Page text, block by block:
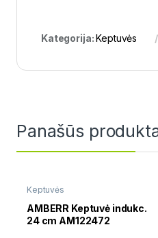
Kategorija:Keptuvės
Panašūs
Keptuvės
AMBERR Keptuvė indukc.
24 cm AM122472